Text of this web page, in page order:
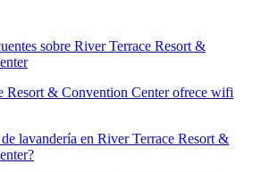
sobre River Terrace Resort &
Resort & Convention Center ofrece wifi
lavandería en River Terrace Resort &